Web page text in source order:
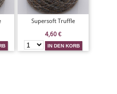
Supersoft Truffle
4,60 €